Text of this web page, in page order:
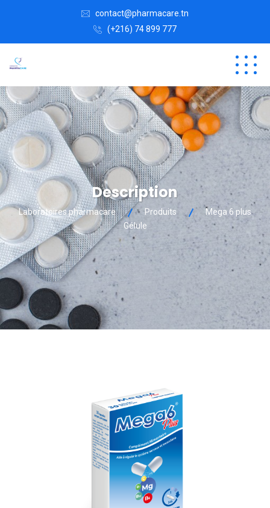
contact@pharmacare.tn
(+216) 74 899 777
Description
Laboratoires pharmacare Produits
Mega 6 plus
Gélule